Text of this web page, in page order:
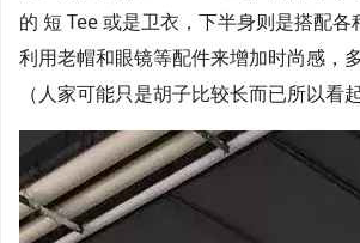
的 短 Tee 或是卫衣，下半身则是搭配各
利用老帽和眼镜等配件来增加时尚感，
（人家可能只是胡子比较长而已所以看